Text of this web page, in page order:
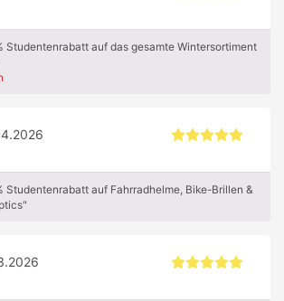
Studentenrabatt auf das gesamte Wintersortiment
Studentenrabatt auf Fahrradhelme, Bike-Brillen &